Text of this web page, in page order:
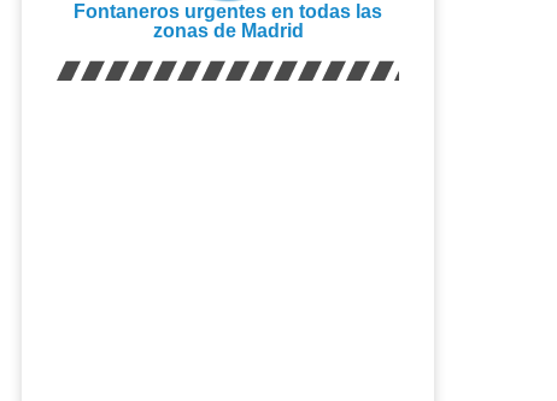
Fontaneros urgentes en todas las
zonas de Madrid